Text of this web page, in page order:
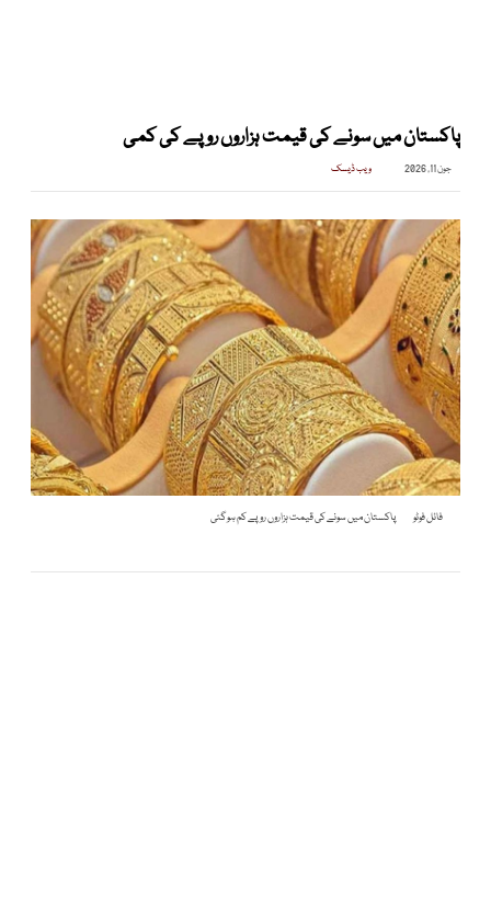
پاکستان میں سونے کی قیمت ہزاروں روپے کی کمی
جون 11, 2026 ویب ڈیسک
فائل فوٹو پاکستان میں سونے کی قیمت ہزاروں روپے کم ہوگئی